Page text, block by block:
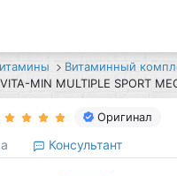
Витаминный
VITA-MIN MULTIPLE SPORT
Оригинал
Консультант